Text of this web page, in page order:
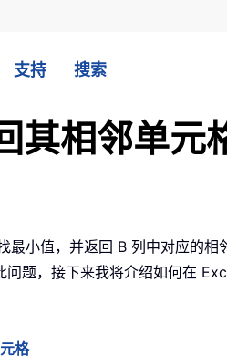
支持 搜索
相邻单元
最小值，并返回 B 列中对应的
题，接下来我将介绍如何在
格